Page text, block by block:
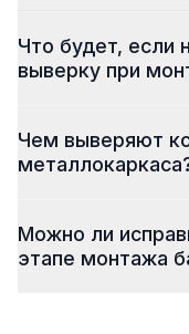
Что будет, если
выверку при
Чем выверяют
Можно ли
этапе монтажа